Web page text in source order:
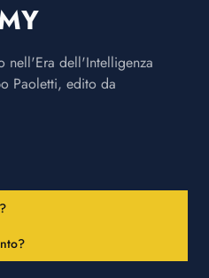
nell'Era dell'Intelligenza
Paoletti, edito da